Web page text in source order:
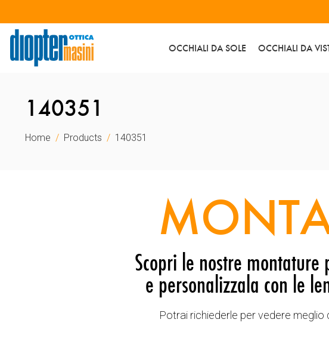
OCCHIALI DA SOLE OCCHIALI DA
140351
Home Products 140351
Scopri le nostre
e personalizzala con le
Potrai richiederle per vedere